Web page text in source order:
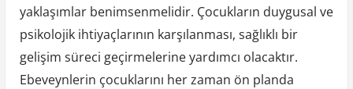
yaklaşımlar benimsenmelidir. Çocukların duygusal ve
psikolojik ihtiyaçlarının karşılanması, sağlıklı bir
gelişim süreci geçirmelerine yardımcı olacaktır.
Ebeveynlerin çocuklarını her zaman ön planda